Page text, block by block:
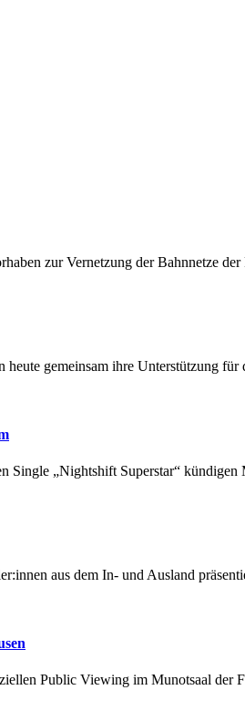
zur Vernetzung der Bahnnetze
heute gemeinsam ihre Unterstützung
Single „Nightshift Superstar“
aus dem In- und Ausland
Public Viewing im Munotsaal der